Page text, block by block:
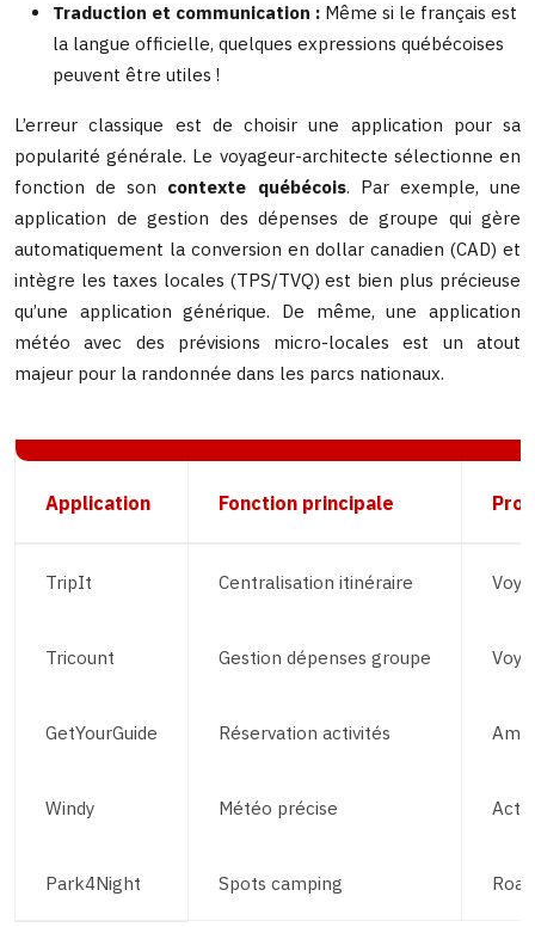
Traduction et communication : Même si le français est
la langue officielle, quelques expressions québécoises
peuvent être utiles !
L’erreur classique est de choisir une application pour sa
popularité générale. Le voyageur-architecte sélectionne en
fonction de son contexte québécois. Par exemple, une
application de gestion des dépenses de groupe qui gère
automatiquement la conversion en dollar canadien (CAD) et
intègre les taxes locales (TPS/TVQ) est bien plus précieuse
qu’une application générique. De même, une application
météo avec des prévisions micro-locales est un atout
majeur pour la randonnée dans les parcs nationaux.
Application Fonction principale
TripIt Centralisation itinéraire
Tricount Gestion dépenses groupe
GetYourGuide Réservation activités
Windy Météo précise
Park4Night Spots camping